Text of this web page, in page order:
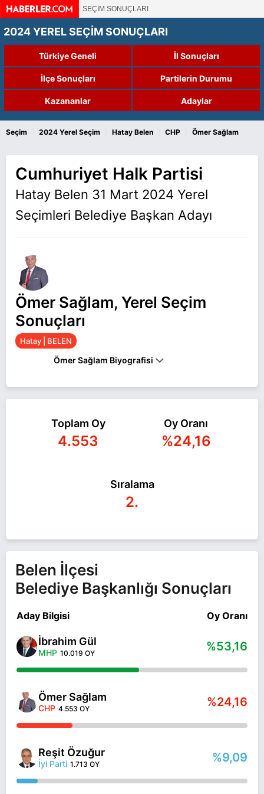
SEÇİM SONUÇLARI
2024 YEREL SEÇİM SONUÇLARI
Türkiye Geneli İl Sonuçları
İlçe Sonuçları Partilerin Durumu
Kazananlar Adaylar
Seçim 2024 Yerel Seçim Hatay Belen CHP Ömer Sağlam
Cumhuriyet Halk Partisi
Hatay Belen 31 Mart 2024 Yerel
Seçimleri Belediye Başkan Adayı
Ömer Sağlam, Yerel Seçim
Sonuçları
Hatay | BELEN
Ömer Sağlam Biyografisi
EVLI VE 5 ÇOCUK BABASIDIR.
Ömer Sağlam Hatay BELEN belediye başkan
adayı olarak CHP ile 31 Mart 2024 yerel
Toplam Oy
4.553
Oy Oranı
%24,16
Sıralama
2.
Belen İlçesi
Belediye Başkanlığı Sonuçları
Aday Bilgisi Oy Oranı
İbrahim Gül
MHP 10.019 OY %53,16
Ömer Sağlam
CHP 4.553 OY %24,16
Reşit Özuğur
İyi Parti 1.713 OY %9,09